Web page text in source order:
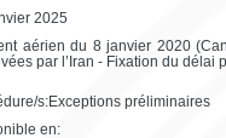
2025
aérien du 8 janvier 2020
par l’Iran - Fixation du délai
s:Exceptions préliminaires
en: